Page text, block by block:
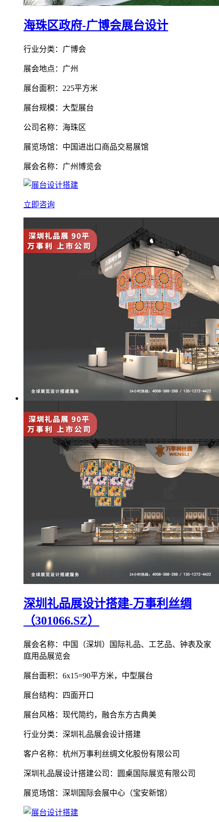
海珠区政府-广博会展台设计
行业分类：广博会
展会地点：广州
展台面积：225平方米
展台规模：大型展台
公司名称：海珠区
展览场馆：中国进出口商品交易展馆
展会名称：广州博览会
立即咨询
深圳礼品展设计搭建-万事利丝绸
（301066.SZ）
展会名称：中国（深圳）国际礼品、工艺品、钟表及家
庭用品展览会
展台面积：6x15=90平方米，中型展台
展台结构：四面开口
展台风格：现代简约，融合东方古典美
行业分类：深圳礼品展会设计搭建
客户名称：杭州万事利丝绸文化股份有限公司
深圳礼品展设计搭建公司：圆桌国际展览有限公司
展览场馆：深圳国际会展中心（宝安新馆）